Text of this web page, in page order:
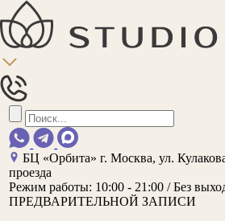
БЦ «Орбита»г. Москва, ул.
проезда
Режим работы: 10:00 - 21:00 / Без
ПРЕДВАРИТЕЛЬНОЙ ЗАПИСИ